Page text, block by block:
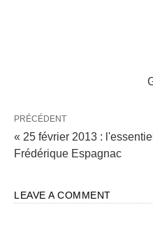
PRÉCÉDENT
« 25 février 2013 :
Frédérique Espagnac
LEAVE A COMMENT